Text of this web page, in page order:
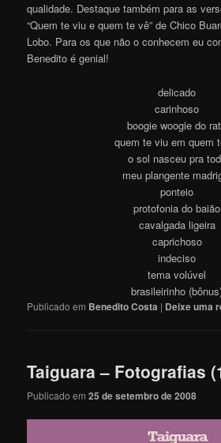
qualidade. Destaque também para as
“Quem te viu e quem te vê” de Chico
Lobo. Para os que não o conhecem eu
Benedito é genial!
delicado
carinhoso
boogie woogie do
quem te viu em quem
o sol nasceu pra
meu plangente
ponteio
protofonia do baião
cavalgada ligeira
caprichoso
indeciso
tema volúvel
brasileirinho
Publicado em Benedito Costa | Deixe uma
Taiguara – Fotografias
Publicado em25 de setembro de 2008